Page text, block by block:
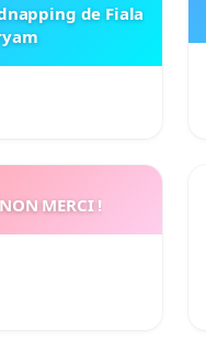
de Fiala
MERCI !